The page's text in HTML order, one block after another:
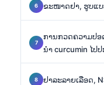
ຂະໜາດຢາ, ຮູບແບ
ການກວດຄວາມປອ
ນຳ curcumin ໄປ
ຢາລະລາຍເລືອດ,